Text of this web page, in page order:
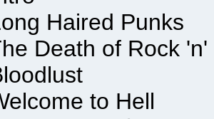
Haired Punks
of Rock 'n'
to Hell